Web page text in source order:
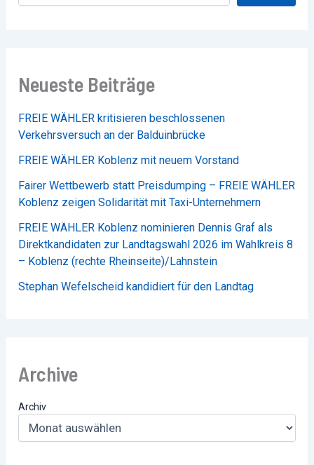
Neueste Beiträge
FREIE WÄHLER kritisieren beschlossenen
Verkehrsversuch an der Balduinbrücke
FREIE WÄHLER Koblenz mit neuem Vorstand
Fairer Wettbewerb statt Preisdumping – FREIE WÄHLER
Koblenz zeigen Solidarität mit Taxi-Unternehmern
FREIE WÄHLER Koblenz nominieren Dennis Graf als
Direktkandidaten zur Landtagswahl 2026 im Wahlkreis 8
– Koblenz (rechte Rheinseite)/Lahnstein
Stephan Wefelscheid kandidiert für den Landtag
Archive
Archiv